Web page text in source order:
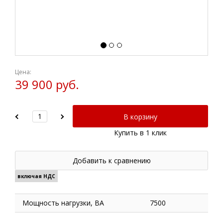
Цена:
39 900 руб.
В корзину
Купить в 1 клик
Добавить к сравнению
включая НДС
Мощность нагрузки, ВА
7500